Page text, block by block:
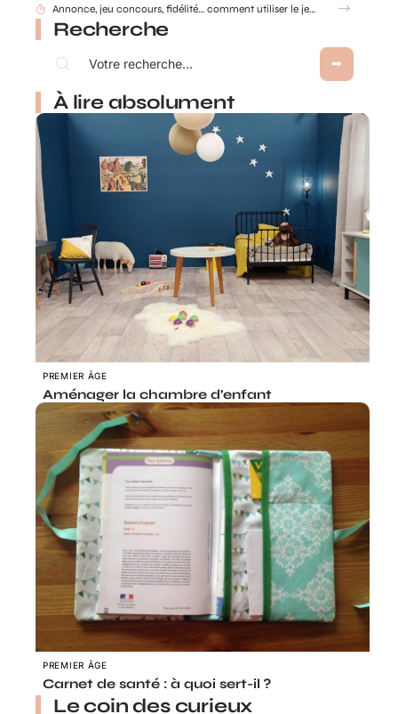
Annonce, jeu concours, fidélité… comment utiliser le jeu à gratter personnalisé ?
Recherche
À lire absolument
PREMIER ÂGE
Aménager la chambre d’enfant
PREMIER ÂGE
Carnet de santé : à quoi sert-il ?
Le coin des curieux